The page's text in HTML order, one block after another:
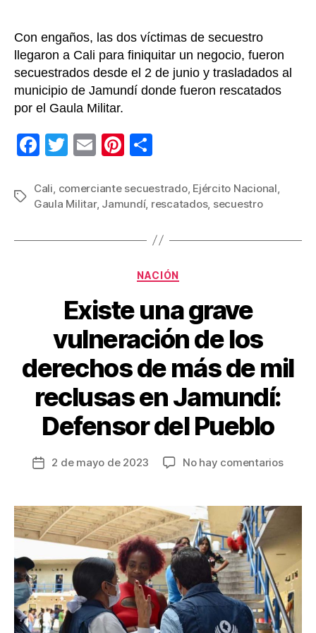
Con engaños, las dos víctimas de secuestro
llegaron a Cali para finiquitar un negocio, fueron
secuestrados desde el 2 de junio y trasladados al
municipio de Jamundí donde fueron rescatados
por el Gaula Militar.
F
c
e
b
T
tt
er
E
ail
Pi
er
e
st
m
p
ar
Etiquetas
Cali, comerciante secuestrado, Ejército Nacional,
Gaula Militar, Jamundí, rescatados, secuestro
Categorías
NACIÓN
Existe una grave
vulneración de los
derechos de más de mil
reclusas en Jamundí:
Defensor del Pueblo
Fecha
entrada
2 de mayo de 2023 No hay comentariosen
grave
de
los
de
más
de